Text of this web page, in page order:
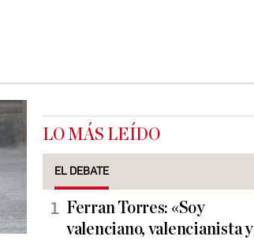
LO MÁS LEÍDO
EL DEBATE
Ferran Torres: «Soy
valenciano, valencianista y